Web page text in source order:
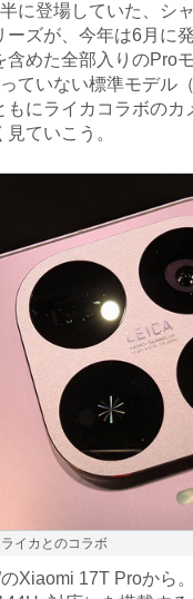
に登場していた、シ
ーズが、今年は6月に
含めた全部入りのPro
ていない標準モデル
もにライカコラボの
ていこう。
イカとのコラボ
Xiaomi 17T Proから